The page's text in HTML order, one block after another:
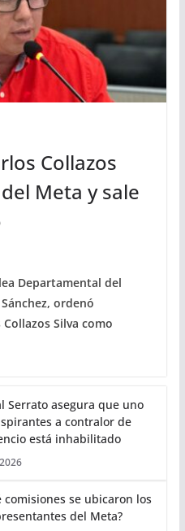
Collazos
Meta y sale
Departamental del
ordenó
Silva como
Serrato asegura que uno
a contralor de
está inhabilitado
comisiones se ubicaron los
del Meta?